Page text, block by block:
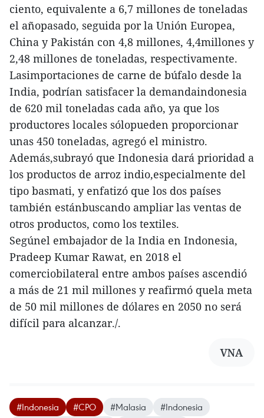
ciento, equivalente a 6,7 millones de toneladas
el añopasado, seguida por la Unión Europea,
China y Pakistán con 4,8 millones, 4,4millones y
2,48 millones de toneladas, respectivamente.
Lasimportaciones de carne de búfalo desde la
India, podrían satisfacer la demandaindonesia
de 620 mil toneladas cada año, ya que los
productores locales sólopueden proporcionar
unas 450 toneladas, agregó el ministro.
Además,subrayó que Indonesia dará prioridad a
los productos de arroz indio,especialmente del
tipo basmati, y enfatizó que los dos países
también estánbuscando ampliar las ventas de
otros productos, como los textiles.
Segúnel embajador de la India en Indonesia,
Pradeep Kumar Rawat, en 2018 el
comerciobilateral entre ambos países ascendió
a más de 21 mil millones y reafirmó quela meta
de 50 mil millones de dólares en 2050 no será
difícil para alcanzar./.
VNA
#Indonesia #CPO #Malasia
#Indonesia